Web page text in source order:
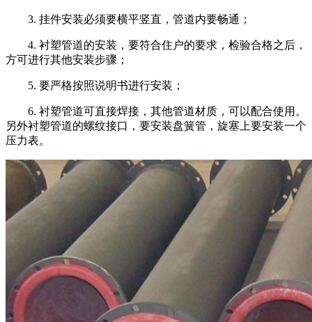
3. 挂件安装必须要横平竖直，管道内要畅通；
4. 衬塑管道的安装，要符合住户的要求，检验合格之后，
方可进行其他安装步骤；
5. 要严格按照说明书进行安装；
6. 衬塑管道可直接焊接，其他管道材质，可以配合使用。
另外衬塑管道的螺纹接口，要安装盘簧管，旋塞上要安装一个
压力表。